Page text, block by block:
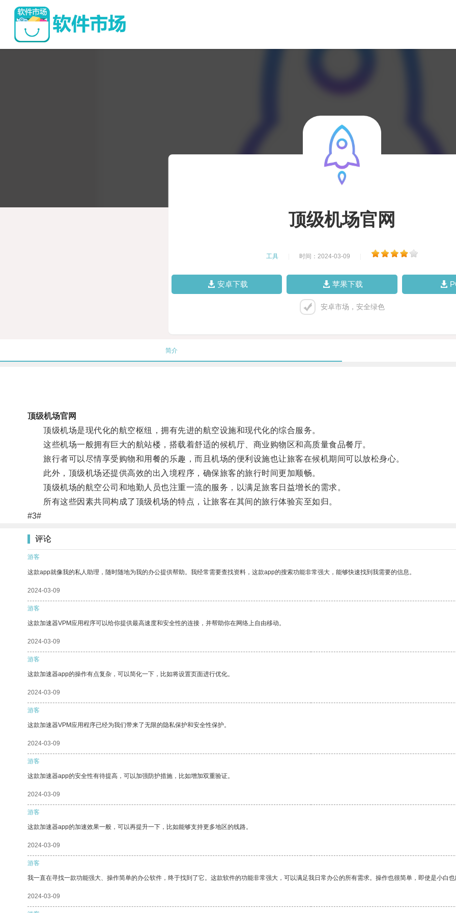
顶级机场官网
工具 时间：2024-03-09
安卓下载 苹果下载
安卓市场，安全绿色
简介
顶级机场官网
顶级机场是现代化的航空枢纽，拥有先进的航空设施和现代化的综合服务。
这些机场一般拥有巨大的航站楼，搭载着舒适的候机厅、商业购物区和高质量食品餐厅。
旅行者可以尽情享受购物和用餐的乐趣，而且机场的便利设施也让旅客在候机期间可以放松身心。
此外，顶级机场还提供高效的出入境程序，确保旅客的旅行时间更加顺畅。
顶级机场的航空公司和地勤人员也注重一流的服务，以满足旅客日益增长的需求。
所有这些因素共同构成了顶级机场的特点，让旅客在其间的旅行体验宾至如归。
#3#
评论
游客
这款app就像我的私人助理，随时随地为我的办公提供帮助。我经常需要查找资料，这款app的搜索功能非常强大，能够快速找到我需要的信息。
2024-03-09
游客
这款加速器VPM应用程序可以给你提供最高速度和安全性的连接，并帮助你在网络上自由移动。
2024-03-09
游客
这款加速器app的操作有点复杂，可以简化一下，比如将设置页面进行优化。
2024-03-09
游客
这款加速器VPM应用程序已经为我们带来了无限的隐私保护和安全性保护。
2024-03-09
游客
这款加速器app的安全性有待提高，可以加强防护措施，比如增加双重验证。
2024-03-09
游客
这款加速器app的加速效果一般，可以再提升一下，比如能够支持更多地区的线路。
2024-03-09
游客
我一直在寻找一款功能强大、操作简单的办公软件，终于找到了它。这款软件的功能非常强大，可以满足我日常办公的所有需求。操作也很简单，即使是小白也
2024-03-09